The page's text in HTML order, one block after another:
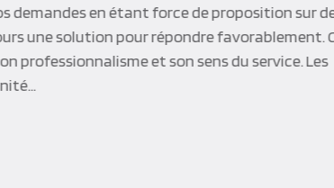
demandes en étant force de proposition sur
une solution pour répondre favorablement.
professionnalisme et son sens du service. Les